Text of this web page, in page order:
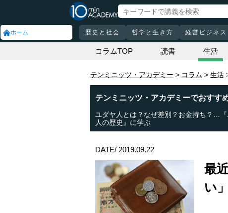
ホーム 歴史と社会 哲学と生き方 経営ビジネス
コラムTOP 読書 生活
テンミニッツ・アカデミー コラム 生活
テンミニッツ・アカデミーでおすす
ユダヤ人とは？なぜ差別？お金持ち？…『
人の歴史』に学ぶ
DATE/ 2019.09.22
最
い